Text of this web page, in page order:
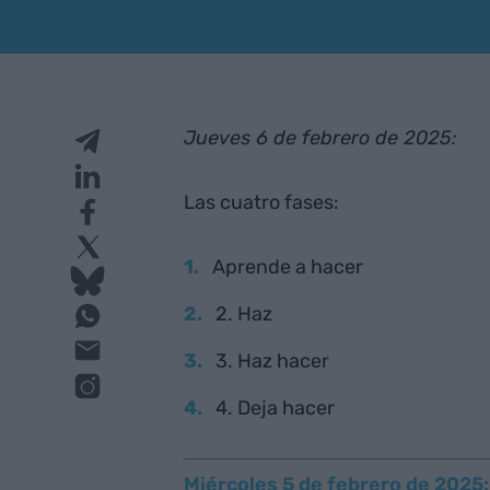
Jueves 6 de febrero de 2025:
Las cuatro fases:
Aprende a hacer
2. Haz
3. Haz hacer
4. Deja hacer
Miércoles 5 de febrero de